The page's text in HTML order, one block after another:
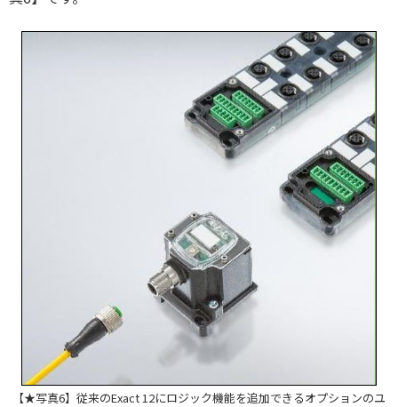
【★写真6】従来のExact 12にロジック機能を追加できるオプションのユ